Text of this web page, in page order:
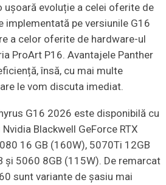
ușoară evoluție a celei oferite de
implementată pe versiunile G16
a celor oferite de hardware-ul
ProArt P16. Avantajele Panther
însă, cu mai multe
le vom discuta imediat.
G16 2026 este disponibilă cu
Blackwell GeForce RTX
16 GB (160W), 5070Ti 12GB
și 5060 8GB (115W). De remarcat
sunt variante de șasiu mai